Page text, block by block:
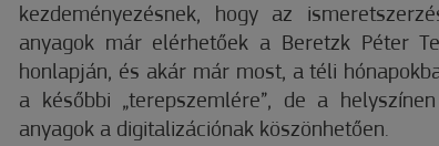
kezdeményezésnek, hogy az
anyagok már elérhetőek a Beretzk Péter
honlapján, és akár már most, a téli
a későbbi „terepszemlére”, de a
anyagok a digitalizációnak köszönhetően.